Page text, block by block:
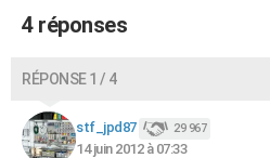
Bricolage
Lifestyle
Culture
Television
Voyage
4 réponses
RÉPONSE 1 / 4
stf_jpd87 29 967
14 juin 2012 à 07:33